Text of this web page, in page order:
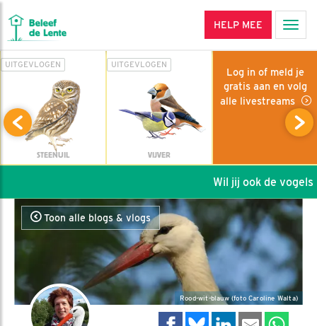
HELP MEE
UITGEVLOGEN
STEENUIL
UITGEVLOGEN
VIJVER
Log in of meld je
gratis aan en volg
alle livestreams
Wil jij ook de vogels
Toon alle blogs & vlogs
Rood-wit-blauw (foto Caroline Walta)